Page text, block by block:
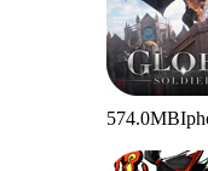
574.0MB